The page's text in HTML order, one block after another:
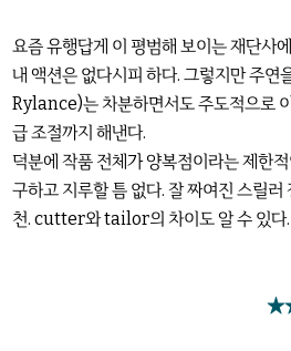
요즘 유행답게 이 평범해 보이는 재단사
내 액션은 없다시피 하다. 그렇지만 주
Rylance)는 차분하면서도 주도적으로
급 조절까지 해낸다.
덕분에 작품 전체가 양복점이라는 제한
구하고 지루할 틈 없다. 잘 짜여진 스릴러
천. cutter와 tailor의 차이도 알 수 있다.